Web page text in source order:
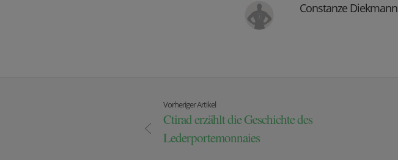
Constanze Diekmann
Vorheriger Artikel
Ctirad erzählt die Geschichte des
Lederportemonnaies